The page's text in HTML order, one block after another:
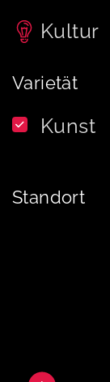
Kultur
Varietät
Kunst
Standort